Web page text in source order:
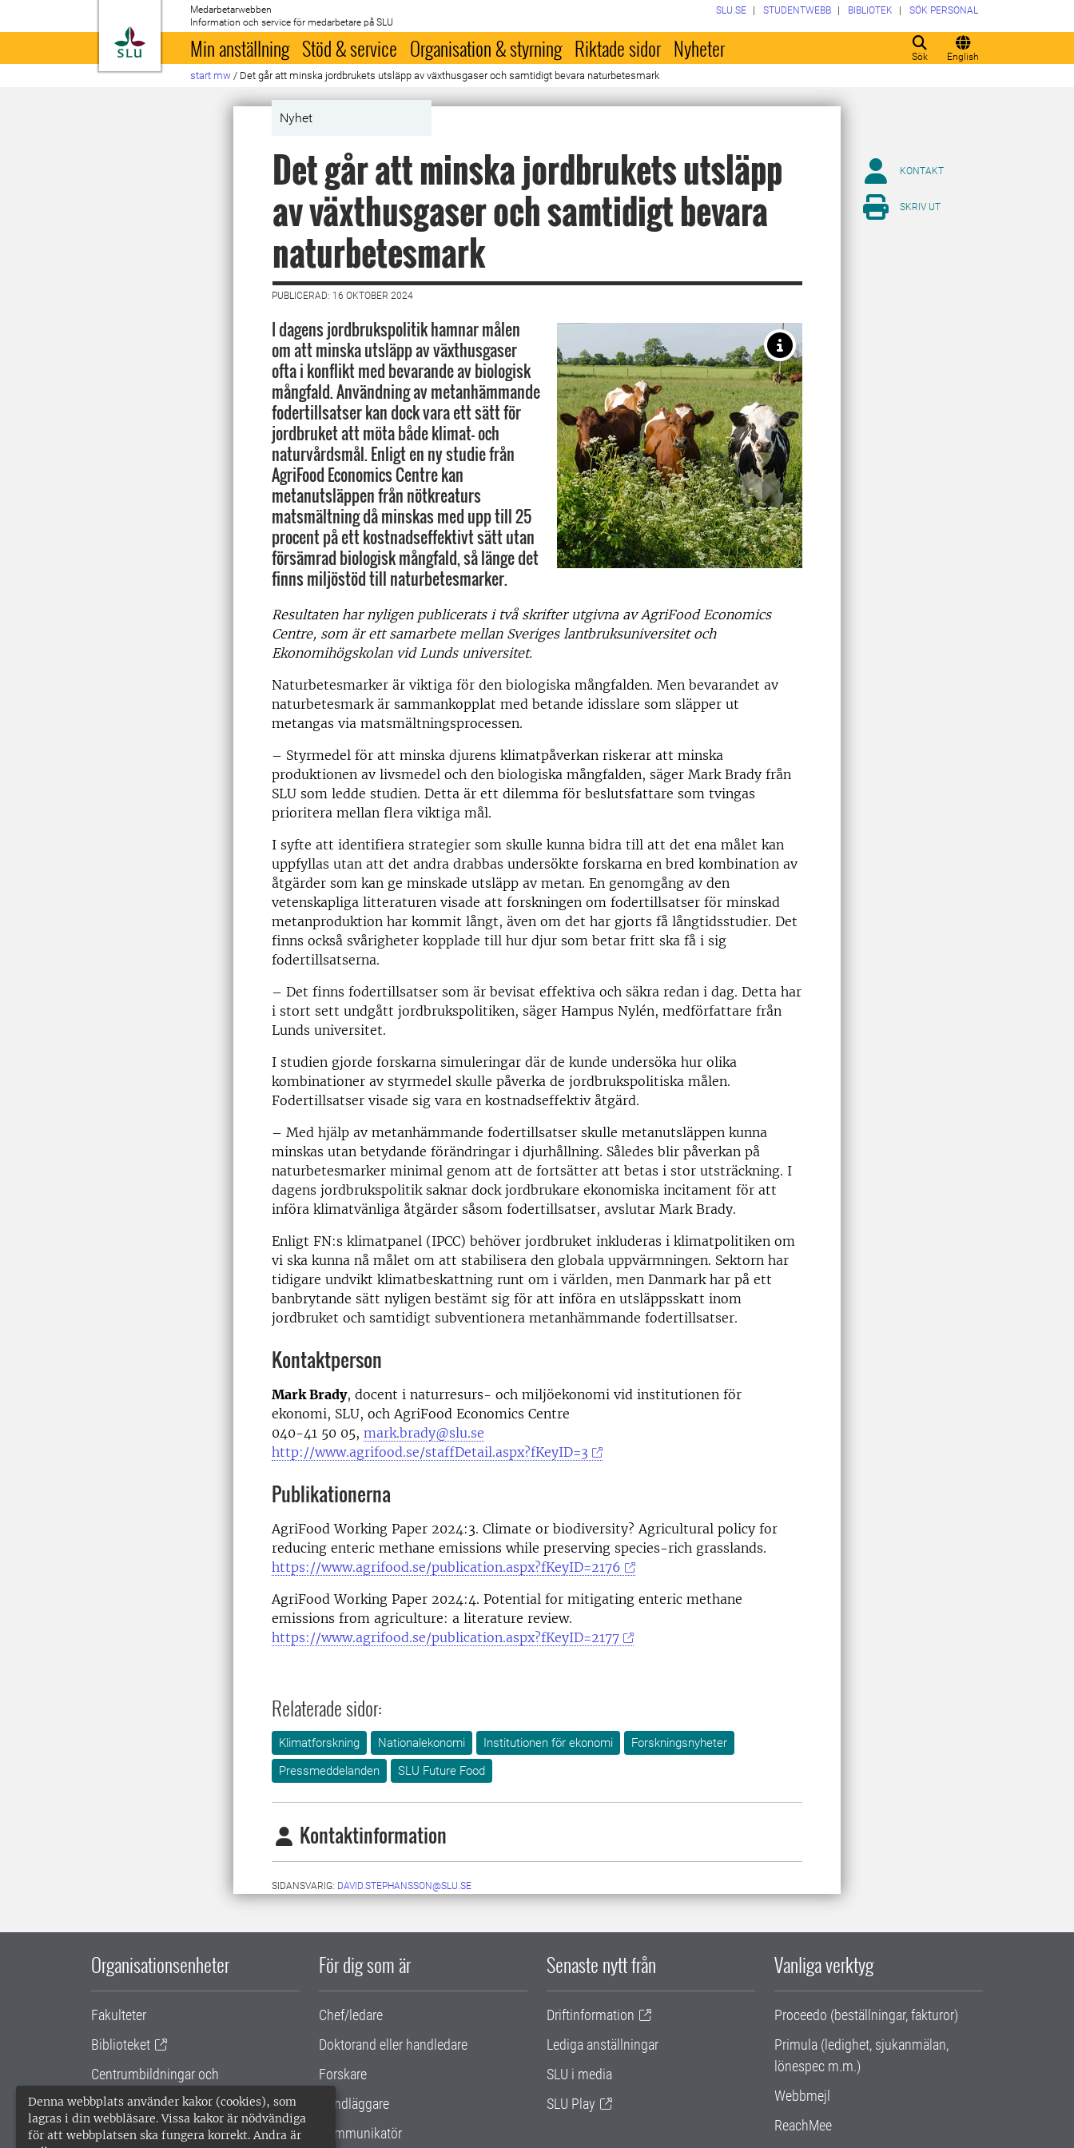
Denna webbplats använder kakor (cookies), som
lagras i din webbläsare. Vissa kakor är nödvändiga
för att webbplatsen ska fungera korrekt. Andra är
Till startsida
Medarbetarwebben
Information och service för medarbetare på SLU
Sök English
SLU.SE STUDENTWEBB BIBLIOTEK SÖK PERSONAL
Min anställning Stöd & service Organisation & styrning Riktade sidor Nyheter
start mw / Det går att minska jordbrukets utsläpp av växthusgaser och samtidigt bevara naturbetesmark
Nyhet
Det går att minska jordbrukets utsläpp
av växthusgaser och samtidigt bevara
naturbetesmark
PUBLICERAD: 16 OKTOBER 2024
I dagens jordbrukspolitik hamnar målen
om att minska utsläpp av växthusgaser
ofta i konflikt med bevarande av biologisk
mångfald. Användning av metanhämmande
fodertillsatser kan dock vara ett sätt för
jordbruket att möta både klimat- och
naturvårdsmål. Enligt en ny studie från
AgriFood Economics Centre kan
metanutsläppen från nötkreaturs
matsmältning då minskas med upp till 25
procent på ett kostnadseffektivt sätt utan
försämrad biologisk mångfald, så länge det
finns miljöstöd till naturbetesmarker.
Resultaten har nyligen publicerats i två skrifter utgivna av AgriFood Economics
Centre, som är ett samarbete mellan Sveriges lantbruksuniversitet och
Ekonomihögskolan vid Lunds universitet.
Naturbetesmarker är viktiga för den biologiska mångfalden. Men bevarandet av
naturbetesmark är sammankopplat med betande idisslare som släpper ut
metangas via matsmältningsprocessen.
– Styrmedel för att minska djurens klimatpåverkan riskerar att minska
produktionen av livsmedel och den biologiska mångfalden, säger Mark Brady från
SLU som ledde studien. Detta är ett dilemma för beslutsfattare som tvingas
prioritera mellan flera viktiga mål.
I syfte att identifiera strategier som skulle kunna bidra till att det ena målet kan
uppfyllas utan att det andra drabbas undersökte forskarna en bred kombination av
åtgärder som kan ge minskade utsläpp av metan. En genomgång av den
vetenskapliga litteraturen visade att forskningen om fodertillsatser för minskad
metanproduktion har kommit långt, även om det har gjorts få långtidsstudier. Det
finns också svårigheter kopplade till hur djur som betar fritt ska få i sig
fodertillsatserna.
– Det finns fodertillsatser som är bevisat effektiva och säkra redan i dag. Detta har
i stort sett undgått jordbrukspolitiken, säger Hampus Nylén, medförfattare från
Lunds universitet.
I studien gjorde forskarna simuleringar där de kunde undersöka hur olika
kombinationer av styrmedel skulle påverka de jordbrukspolitiska målen.
Fodertillsatser visade sig vara en kostnadseffektiv åtgärd.
– Med hjälp av metanhämmande fodertillsatser skulle metanutsläppen kunna
minskas utan betydande förändringar i djurhållning. Således blir påverkan på
naturbetesmarker minimal genom att de fortsätter att betas i stor utsträckning. I
dagens jordbrukspolitik saknar dock jordbrukare ekonomiska incitament för att
införa klimatvänliga åtgärder såsom fodertillsatser, avslutar Mark Brady.
Enligt FN:s klimatpanel (IPCC) behöver jordbruket inkluderas i klimatpolitiken om
vi ska kunna nå målet om att stabilisera den globala uppvärmningen. Sektorn har
tidigare undvikt klimatbeskattning runt om i världen, men Danmark har på ett
banbrytande sätt nyligen bestämt sig för att införa en utsläppsskatt inom
jordbruket och samtidigt subventionera metanhämmande fodertillsatser.
Kontaktperson
Mark Brady, docent i naturresurs- och miljöekonomi vid institutionen för
ekonomi, SLU, och AgriFood Economics Centre
040-41 50 05, mark.brady@slu.se
http://www.agrifood.se/staffDetail.aspx?fKeyID=3
Publikationerna
AgriFood Working Paper 2024:3. Climate or biodiversity? Agricultural policy for
reducing enteric methane emissions while preserving species-rich grasslands.
https://www.agrifood.se/publication.aspx?fKeyID=2176
AgriFood Working Paper 2024:4. Potential for mitigating enteric methane
emissions from agriculture: a literature review.
https://www.agrifood.se/publication.aspx?fKeyID=2177
Relaterade sidor:
Klimatforskning Nationalekonomi Institutionen för ekonomi
Forskningsnyheter
Pressmeddelanden
SLU Future Food
Kontaktinformation
SIDANSVARIG: DAVID.STEPHANSSON@SLU.SE
KONTAKT
SKRIV UT
Organisationsenheter
Fakulteter
Biblioteket
Centrumbildningar och
samarbetsprojekt
Gemensamma verksamhetsstödet
För dig som är
Chef/ledare
Doktorand eller handledare
Forskare
Handläggare
Kommunikatör
Senaste nytt från
Driftinformation
Lediga anställningar
SLU i media
SLU Play
Vanliga verktyg
Proceedo (beställningar, fakturor)
Primula (ledighet, sjukanmälan,
lönespec m.m.)
Webbmejl
ReachMee